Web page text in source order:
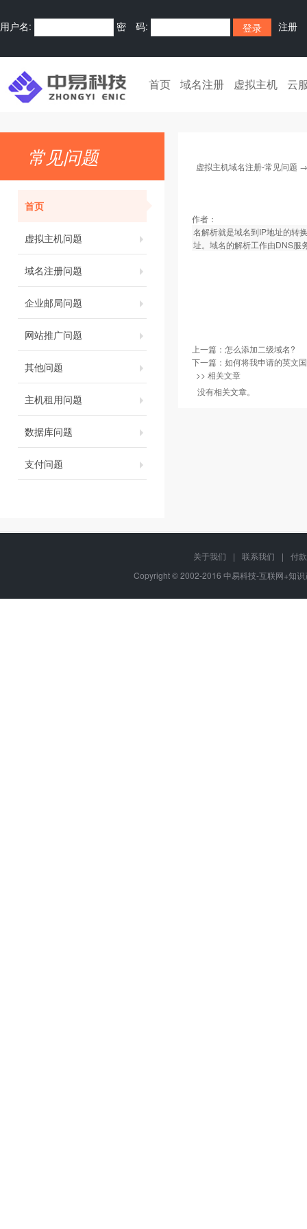
用户名: 密 码: 注册
首页 域名注册 虚拟主机 云
常见问题
首页
虚拟主机问题
域名注册问题
企业邮局问题
网站推广问题
其他问题
主机租用问题
数据库问题
支付问题
虚拟主机域名注册-常见问题
作者：
名解析就是域名到IP地址的转
址。域名的解析工作由DNS服
上一篇： 怎么添加二级域名?
下一篇： 如何将我申请的英文
>> 相关文章
没有相关文章。
关于我们 | 联系我们 |
付
Copyright © 2002-2016 中易科技-互联网+知